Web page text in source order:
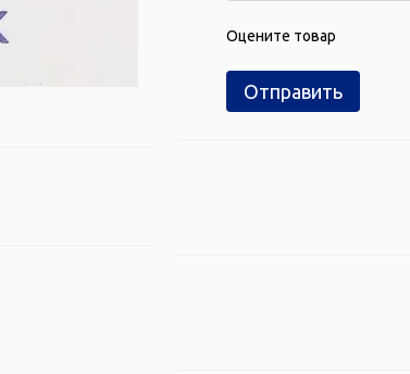
Оцените товар
Отправить